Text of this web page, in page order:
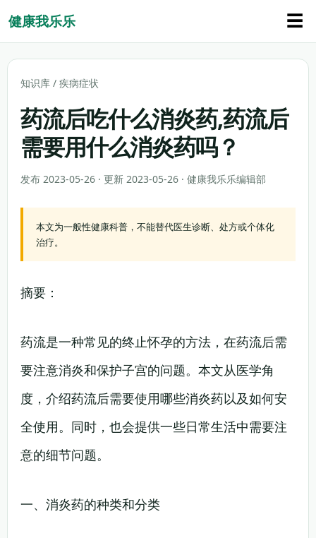
健康我乐乐 ☰
知识库 / 疾病症状
药流后吃什么消炎药,药流后
需要用什么消炎药吗？
发布 2023-05-26 · 更新 2023-05-26 · 健康我乐乐编辑部
本文为一般性健康科普，不能替代医生诊断、处方或个体化
治疗。
摘要：
药流是一种常见的终止怀孕的方法，在药流后需
要注意消炎和保护子宫的问题。本文从医学角
度，介绍药流后需要使用哪些消炎药以及如何安
全使用。同时，也会提供一些日常生活中需要注
意的细节问题。
一、消炎药的种类和分类